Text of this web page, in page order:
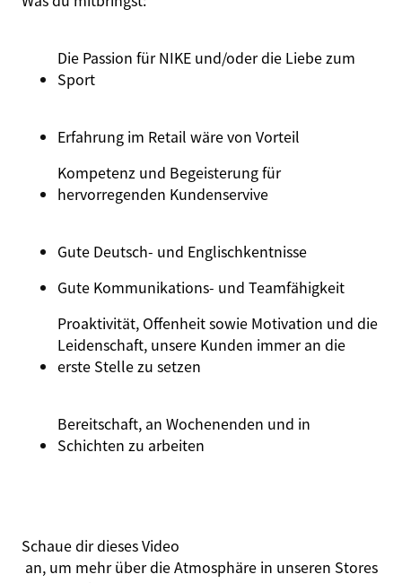
Die Passion für NIKE und/oder die Liebe zum
Sport
Erfahrung im Retail wäre von Vorteil
Kompetenz und Begeisterung für
hervorregenden Kundenservive
Gute Deutsch- und Englischkentnisse
Gute Kommunikations- und Teamfähigkeit
Proaktivität, Offenheit sowie Motivation und die
Leidenschaft, unsere Kunden immer an die
erste Stelle zu setzen
Bereitschaft, an Wochenenden und in
Schichten zu arbeiten
Schaue dir diesesVideo
an, um mehr über die Atmosphäre in unseren Stores